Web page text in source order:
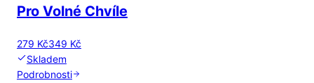
Pro Volné Chvíle
279 Kč349 Kč
Skladem
Podrobnosti